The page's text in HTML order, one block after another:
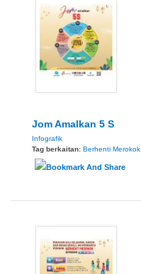
Jom Amalkan 5 S
Infografik
Tag berkaitan: Berhenti Merokok